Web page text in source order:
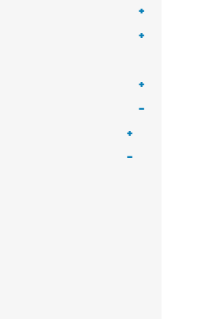
+
+
+
-
+
-